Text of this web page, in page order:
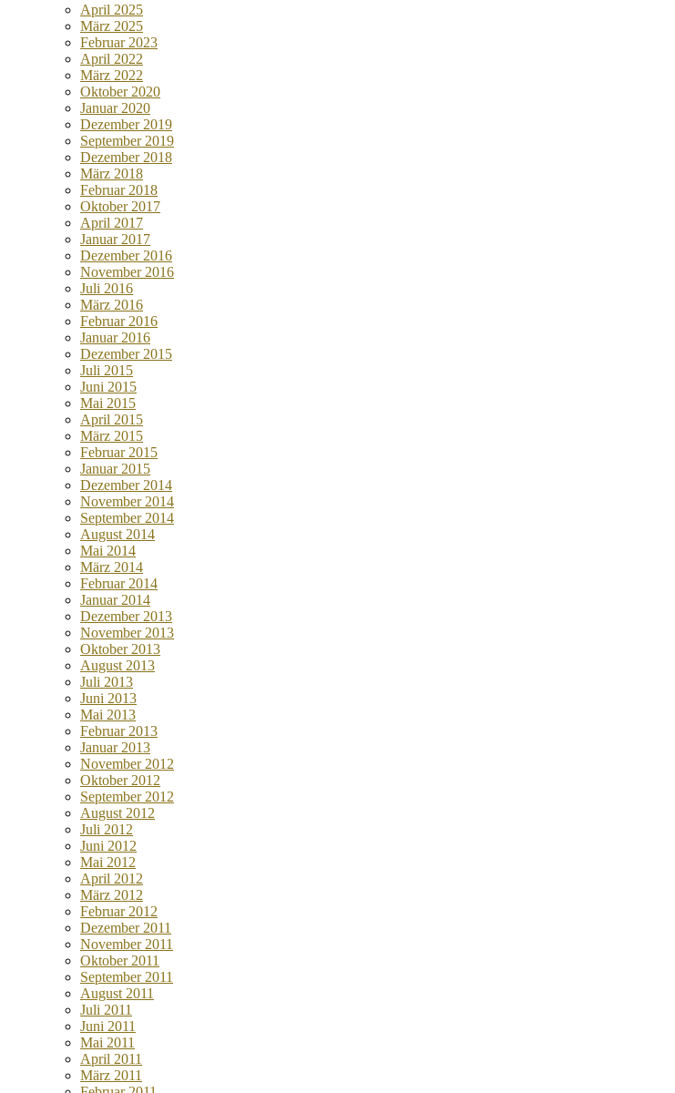
April 2025
März 2025
Februar 2023
April 2022
März 2022
Oktober 2020
Januar 2020
Dezember 2019
September 2019
Dezember 2018
März 2018
Februar 2018
Oktober 2017
April 2017
Januar 2017
Dezember 2016
November 2016
Juli 2016
März 2016
Februar 2016
Januar 2016
Dezember 2015
Juli 2015
Juni 2015
Mai 2015
April 2015
März 2015
Februar 2015
Januar 2015
Dezember 2014
November 2014
September 2014
August 2014
Mai 2014
März 2014
Februar 2014
Januar 2014
Dezember 2013
November 2013
Oktober 2013
August 2013
Juli 2013
Juni 2013
Mai 2013
Februar 2013
Januar 2013
November 2012
Oktober 2012
September 2012
August 2012
Juli 2012
Juni 2012
Mai 2012
April 2012
März 2012
Februar 2012
Dezember 2011
November 2011
Oktober 2011
September 2011
August 2011
Juli 2011
Juni 2011
Mai 2011
April 2011
März 2011